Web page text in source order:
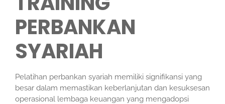
PERBANKAN
SYARIAH
Pelatihan perbankan syariah memiliki signifikansi yang
besar dalam memastikan keberlanjutan dan kesuksesan
operasional lembaga keuangan yang mengadopsi